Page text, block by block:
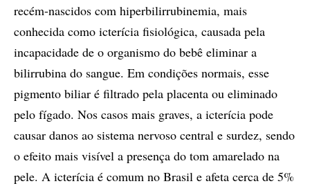
recém-nascidos com hiperbilirrubinemia, mais
conhecida como icterícia fisiológica, causada pela
incapacidade de o organismo do bebê eliminar a
bilirrubina do sangue. Em condições normais, esse
pigmento biliar é filtrado pela placenta ou eliminado
pelo fígado. Nos casos mais graves, a icterícia pode
causar danos ao sistema nervoso central e surdez, sendo
o efeito mais visível a presença do tom amarelado na
pele. A icterícia é comum no Brasil e afeta cerca de 5%